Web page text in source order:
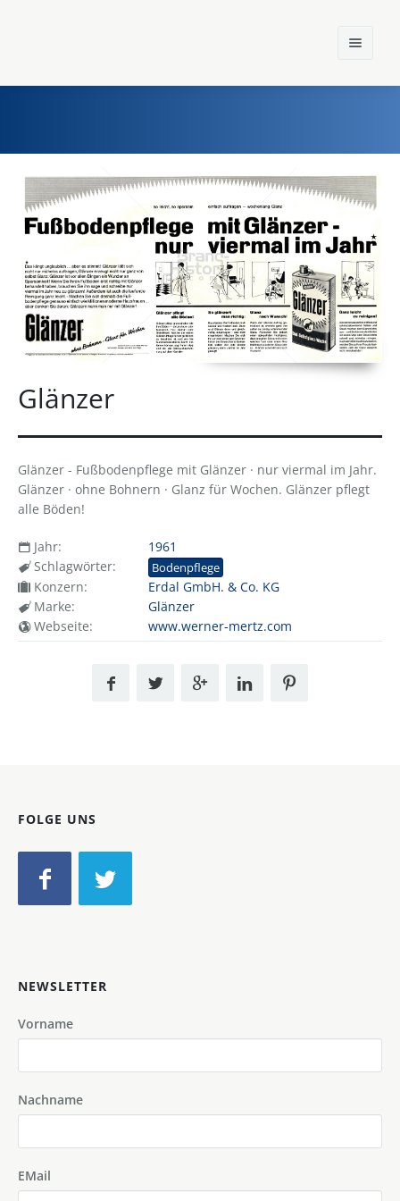
Home
Einst und Heute
Konzerne
Epoche
Glänzer
Glänzer - Fußbodenpflege mit Glänzer · nur viermal im Jahr.
Glänzer · ohne Bohnern · Glanz für Wochen. Glänzer pflegt
alle Böden!
Jahr:
1961
Schlagwörter:
Bodenpflege
Konzern:
Erdal GmbH. & Co. KG
Marke:
Glänzer
Webseite:
www.werner-mertz.com
FOLGE UNS
NEWSLETTER
Vorname
Nachname
EMail